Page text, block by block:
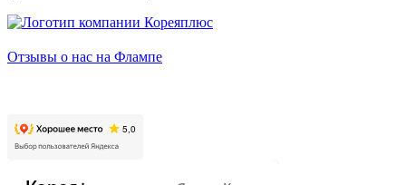
Отзывы о нас на Флампе